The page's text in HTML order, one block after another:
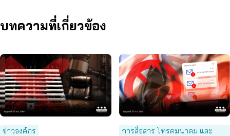
บทความที่เกี่ยวข้อง
ข่าวองค์กร
การสื่อสาร โทรคมนาคม และ